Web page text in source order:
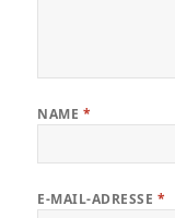
NAME *
E-MAIL-ADRESSE *